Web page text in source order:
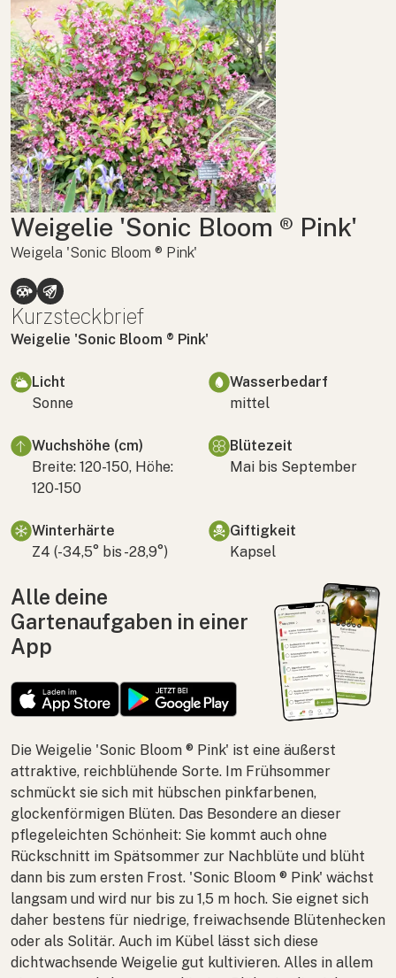
Weigelie 'Sonic Bloom ® Pink'
Weigela 'Sonic Bloom ® Pink'
Kurzsteckbrief
Weigelie 'Sonic Bloom ® Pink'
Licht
Sonne
Wasserbedarf
mittel
Wuchshöhe (cm)
Breite: 120-150, Höhe:
120-150
Blütezeit
Mai bis September
Winterhärte
Z4 (-34,5° bis -28,9°)
Giftigkeit
Kapsel
Alle deine
Gartenaufgaben in einer
App
Die Weigelie 'Sonic Bloom ® Pink' ist eine äußerst
attraktive, reichblühende Sorte. Im Frühsommer
schmückt sie sich mit hübschen pinkfarbenen,
glockenförmigen Blüten. Das Besondere an dieser
pflegeleichten Schönheit: Sie kommt auch ohne
Rückschnitt im Spätsommer zur Nachblüte und blüht
dann bis zum ersten Frost. 'Sonic Bloom ® Pink' wächst
langsam und wird nur bis zu 1,5 m hoch. Sie eignet sich
daher bestens für niedrige, freiwachsende Blütenhecken
oder als Solitär. Auch im Kübel lässt sich diese
dichtwachsende Weigelie gut kultivieren. Alles in allem